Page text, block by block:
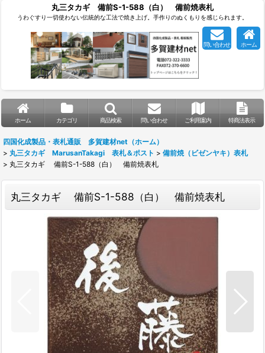
丸三タカギ 備前S-1-588（白） 備前焼表札
うわぐすり一切使わない伝統的な工法で焼き上げ。手作りのぬくもりを感じられます。
問い合わせ ホーム
ホーム カテゴリ 商品検索 問い合わせ ご利用案内 特商法表示
四国化成製品・表札通販 多賀建材net（ホーム）
> 丸三タカギ MarusanTakagi 表札＆ポスト > 備前焼（ビゼンヤキ）表札
> 丸三タカギ 備前S-1-588（白） 備前焼表札
丸三タカギ 備前S-1-588（白） 備前焼表札